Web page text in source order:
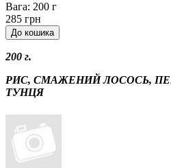
Вага: 200 г
285 грн
200 г.
РИС, СМАЖЕНИЙ ЛОСОСЬ,
ТУНЦЯ